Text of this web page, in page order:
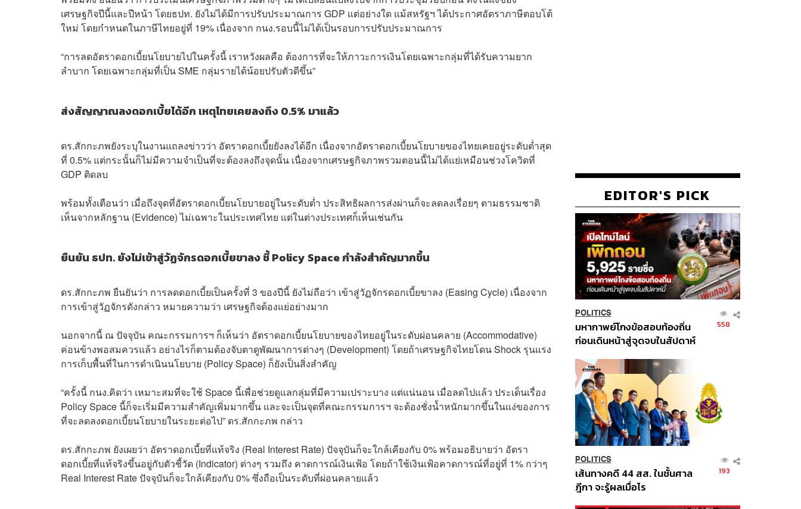
เศรษฐกิจปีนี้และปีหน้า โดยธปท. ยังไม่ได้มีการปรับประมาณการ GDP แต่อย่างใด แม้สหรัฐฯ ได้ประกาศอัตราภาษีตอบโต้
ใหม่ โดยกำหนดในภาษีไทยอยู่ที่ 19% เนื่องจาก กนง.รอบนี้ไม่ได้เป็นรอบการปรับประมาณการ
“การลดอัตราดอกเบี้ยนโยบายไปในครั้งนี้ เราหวังผลคือ ต้องการที่จะให้ภาวะการเงินโดยเฉพาะกลุ่มที่ได้รับความยาก
ลำบาก โดยเฉพาะกลุ่มที่เป็น SME กลุ่มรายได้น้อยปรับตัวดีขึ้น”
ส่งสัญญาณลงดอกเบี้ยได้อีก เหตุไทยเคยลงถึง 0.5% มาแล้ว
ดร.สักกะภพยังระบุในงานแถลงข่าวว่า อัตราดอกเบี้ยยังลงได้อีก เนื่องจากอัตราดอกเบี้ยนโยบายของไทยเคยอยู่ระดับต่ำสุด
ที่ 0.5% แต่กระนั้นก็ไม่มีความจำเป็นที่จะต้องลงถึงจุดนั้น เนื่องจากเศรษฐกิจภาพรวมตอนนี้ไม่ได้แย่เหมือนช่วงโควิดที่
GDP ติดลบ
พร้อมทั้งเตือนว่า เมื่อถึงจุดที่อัตราดอกเบี้ยนโยบายอยู่ในระดับต่ำ ประสิทธิผลการส่งผ่านก็จะลดลงเรื่อยๆ ตามธรรมชาติ
เห็นจากหลักฐาน (Evidence) ไม่เฉพาะในประเทศไทย แต่ในต่างประเทศก็เห็นเช่นกัน
ยืนยัน ธปท. ยังไม่เข้าสู่วัฏจักรดอกเบี้ยขาลง ชี้ Policy Space กำลังสำคัญมากขึ้น
ดร.สักกะภพ ยืนยันว่า การลดดอกเบี้ยเป็นครั้งที่ 3 ของปีนี้ ยังไม่ถือว่า เข้าสู่วัฏจักรดอกเบี้ยขาลง (Easing Cycle) เนื่องจาก
การเข้าสู่วัฏจักรดังกล่าว หมายความว่า เศรษฐกิจต้องแย่อย่างมาก
นอกจากนี้ ณ ปัจจุบัน คณะกรรมการฯ ก็เห็นว่า อัตราดอกเบี้ยนโยบายของไทยอยู่ในระดับผ่อนคลาย (Accommodative)
ค่อนข้างพอสมควรแล้ว อย่างไรก็ตามต้องจับตาดูพัฒนาการต่างๆ (Development) โดยถ้าเศรษฐกิจไทยโดน Shock รุนแรง
การเก็บพื้นที่ในการดำเนินนโยบาย (Policy Space) ก็ยังเป็นสิ่งสำคัญ
“ครั้งนี้ กนง.คิดว่า เหมาะสมที่จะใช้ Space นี้เพื่อช่วยดูแลกลุ่มที่มีความเปราะบาง แต่แน่นอน เมื่อลดไปแล้ว ประเด็นเรื่อง
Policy Space นี้ก็จะเริ่มมีความสำคัญเพิ่มมากขึ้น และจะเป็นจุดที่คณะกรรมการฯ จะต้องชั่งน้ำหนักมากขึ้นในแง่ของการ
ที่จะลดลงดอกเบี้ยนโยบายในระยะต่อไป” ดร.สักกะภพ กล่าว
ดร.สักกะภพ ยังเผยว่า อัตราดอกเบี้ยที่แท้จริง (Real Interest Rate) ปัจจุบันก็จะใกล้เคียงกับ 0% พร้อมอธิบายว่า อัตรา
ดอกเบี้ยที่แท้จริงขึ้นอยู่กับตัวชี้วัด (Indicator) ต่างๆ รวมถึง คาดการณ์เงินเฟ้อ โดยถ้าใช้เงินเฟ้อคาดการณ์ที่อยู่ที่ 1% กว่าๆ
Real Interest Rate ปัจจุบันก็จะใกล้เคียงกับ 0% ซึ่งถือเป็นระดับที่ผ่อนคลายแล้ว
EDITOR'S PICK
POLITICS
มหากาพย์โกงข้อสอบท้องถิ่น
ก่อนเดินหน้าสู่จุดจบในสัปดาห์
558
POLITICS
เส้นทางคดี 44 สส. ในชั้นศาล
ฎีกา จะรู้ผลเมื่อไร
193